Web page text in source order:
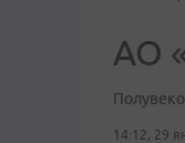
АО
14:12, 29